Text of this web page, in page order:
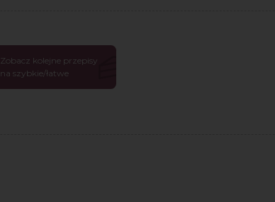
Zobacz kolejne przepisy
na szybkie/łatwe